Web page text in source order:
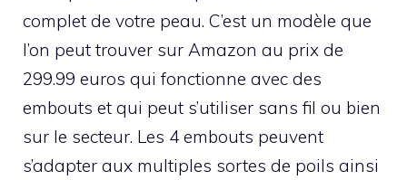
complet de votre peau. C’est un modèle que
l’on peut trouver sur Amazon au prix de
299.99 euros qui fonctionne avec des
embouts et qui peut s’utiliser sans fil ou bien
sur le secteur. Les 4 embouts peuvent
s’adapter aux multiples sortes de poils ainsi